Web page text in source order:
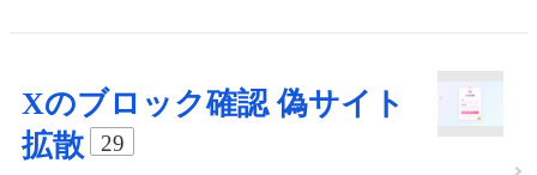
Xのブロック確認 偽サイト
拡散
29